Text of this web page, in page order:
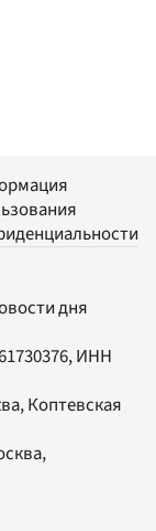
дня
ИНН
Коптевская
,